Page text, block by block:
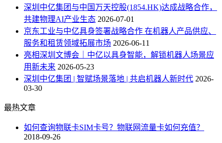
深圳中亿集团与中国万天控股(1854.HK)达成战略合作，
共建物理AI产业生态 2026-07-01
京东工业与中亿具身签署战略合作 在机器人产品供应、
服务和租赁领域拓展市场 2026-06-11
亮相深圳文博会｜中亿以具身智能，解锁机器人场景应
用新未来 2026-05-23
深圳中亿集团 | 智赋场景落地 | 共启机器人新时代 2026-
03-30
最热文章
如何查询物联卡SIM卡号？物联网流量卡如何充值？
2018-09-26